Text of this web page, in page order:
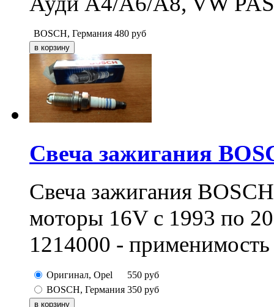
BOSCH, Германия 480 руб
Свеча зажигания
Свеча зажигания
моторы 16V с 1993 по
1214000 - применимость
Оригинал, Opel 550 руб
BOSCH, Германия 350 руб